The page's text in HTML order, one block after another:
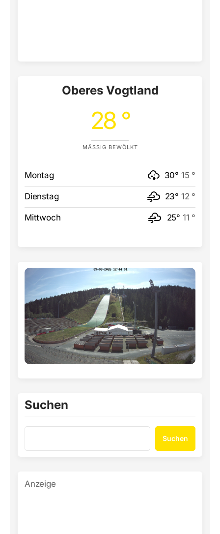
Oberes Vogtland
28 °
MÄSSIG BEWÖLKT
Montag 30° 15 °
Dienstag 23° 12 °
Mittwoch 25° 11 °
Suchen
Suchen
Anzeige